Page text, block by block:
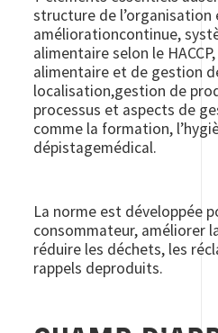
structure de l’organisation
améliorationcontinue,
alimentaire selon le
alimentaire et de gestion
localisation,gestion de
processus et aspects de
comme la formation,
dépistagemédical.
La norme est développée
consommateur, améliorer
réduire les déchets, les
rappels deproduits.